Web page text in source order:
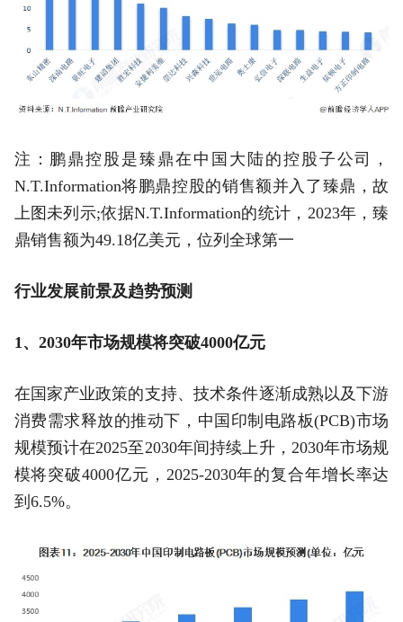
注：鹏鼎控股是臻鼎在中国大陆的控股子公司，
N.T.Information将鹏鼎控股的销售额并入了臻鼎，故
上图未列示;依据N.T.Information的统计，2023年，臻
鼎销售额为49.18亿美元，位列全球第一
行业发展前景及趋势预测
1、2030年市场规模将突破4000亿元
在国家产业政策的支持、技术条件逐渐成熟以及下游
消费需求释放的推动下，中国印制电路板(PCB)市场
规模预计在2025至2030年间持续上升，2030年市场规
模将突破4000亿元，2025-2030年的复合年增长率达
到6.5%。